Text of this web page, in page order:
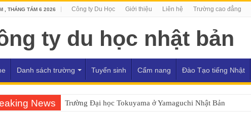
, THÁNG TÁM 6 2026 Công ty Du Học Giới thiệu Liên hệ Trường cao đẳng
Danh sách trường Tuyển sinh Cẩm nang Đào Tạo tiếng Nhật
News Trường Đại học Tokuyama ở Yamaguchi Nhật Bản